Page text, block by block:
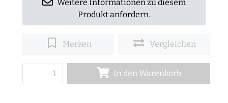
Weitere Informationen zu diesem
Produkt anfordern.
Merken Vergleichen
In den Warenkorb